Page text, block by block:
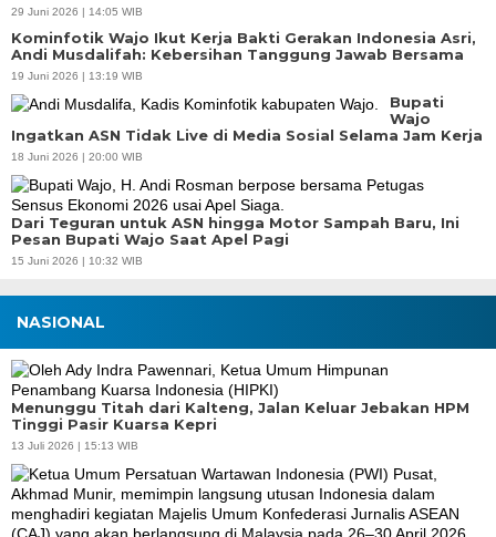
29 Juni 2026 | 14:05 WIB
Kominfotik Wajo Ikut Kerja Bakti Gerakan Indonesia Asri,
Andi Musdalifah: Kebersihan Tanggung Jawab Bersama
19 Juni 2026 | 13:19 WIB
Bupati
Wajo
Ingatkan ASN Tidak Live di Media Sosial Selama Jam Kerja
18 Juni 2026 | 20:00 WIB
Dari Teguran untuk ASN hingga Motor Sampah Baru, Ini
Pesan Bupati Wajo Saat Apel Pagi
15 Juni 2026 | 10:32 WIB
NASIONAL
Menunggu Titah dari Kalteng, Jalan Keluar Jebakan HPM
Tinggi Pasir Kuarsa Kepri
13 Juli 2026 | 15:13 WIB